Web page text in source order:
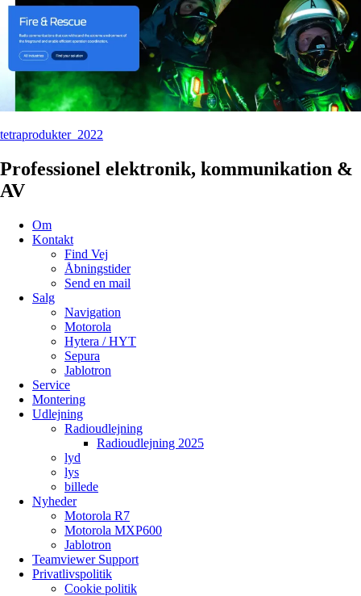
tetraprodukter_2022
Professionel elektronik, kommunikation &
AV
Om
Kontakt
Find Vej
Åbningstider
Send en mail
Salg
Navigation
Motorola
Hytera / HYT
Sepura
Jablotron
Service
Montering
Udlejning
Radioudlejning
Radioudlejning 2025
lyd
lys
billede
Nyheder
Motorola R7
Motorola MXP600
Jablotron
Teamviewer Support
Privatlivspolitik
Cookie politik